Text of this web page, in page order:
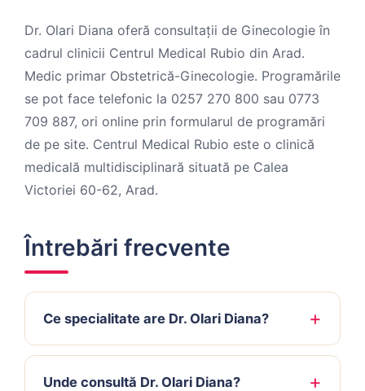
Dr. Olari Diana oferă consultații de Ginecologie în
cadrul clinicii Centrul Medical Rubio din Arad.
Medic primar Obstetrică-Ginecologie. Programările
se pot face telefonic la 0257 270 800 sau 0773
709 887, ori online prin formularul de programări
de pe site. Centrul Medical Rubio este o clinică
medicală multidisciplinară situată pe Calea
Victoriei 60-62, Arad.
Întrebări frecvente
Ce specialitate are Dr. Olari Diana?
Unde consultă Dr. Olari Diana?